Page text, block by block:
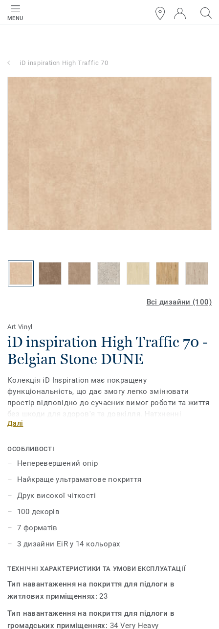
MENU
iD inspiration High Traffic 70
Всі дизайни (100)
Art Vinyl
iD inspiration High Traffic 70 -
Belgian Stone DUNE
Колекція iD Inspiration має покращену
функціональність, що дає змогу легко змінювати
простір відповідно до сучасних вимог роботи та життя
без шкоди для здоров'я та довкілля. Натхненні
природою кольори та мотиви, доповнені
найкращі природні дизайни для створення
гармонійного інтер'єру. Колекція iD Inspiration HT 70
було розроблено для приміщень із високим трафіком.
Покриття витримує великі навантаження і вдавлення,
забезпечуючи максимальну стійкість як до статичних,
Далі
ОСОБЛИВОСТІ
Неперевершений опір
Найкраще ультраматове покриття
Друк високої чіткості
100 декорів
7 форматів
3 дизайни EiR у 14 кольорах
ТЕХНІЧНІ ХАРАКТЕРИСТИКИ ТА УМОВИ ЕКСПЛУАТАЦІЇ
Тип навантаження на покриття для підлоги в
житлових приміщеннях:23
Тип навантаження на покриття для підлоги в
громадських приміщеннях: 34 Very Heavy